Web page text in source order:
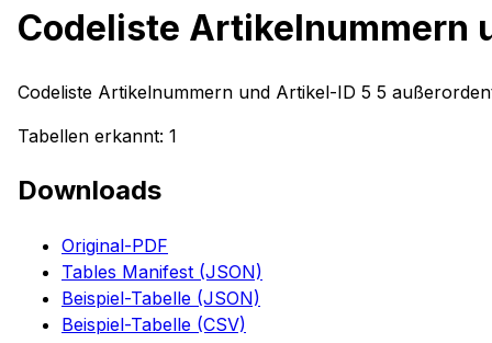
Codeliste Artikelnummern
Codeliste Artikelnummern und Artikel-ID 5 5
Tabellen erkannt: 1
Downloads
Original-PDF
Tables Manifest (JSON)
Beispiel-Tabelle (JSON)
Beispiel-Tabelle (CSV)